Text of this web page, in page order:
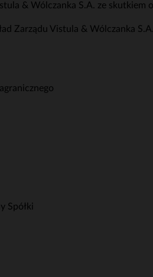
& Wólczanka S.A. ze skutkiem
Zarządu Vistula & Wólczanka
Spółki